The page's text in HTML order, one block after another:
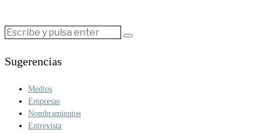
Sugerencias
Medios
Empresas
Nombramientos
Entrevista